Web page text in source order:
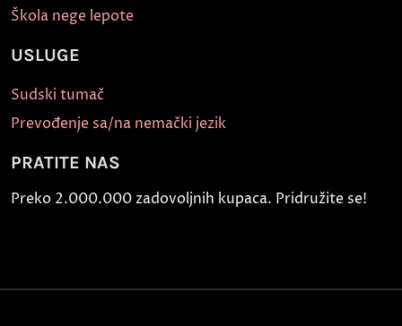
Škola nege lepote
USLUGE
Sudski tumač
Prevođenje sa/na nemački jezik
PRATITE NAS
Preko 2.000.000 zadovoljnih kupaca. Pridružite se!